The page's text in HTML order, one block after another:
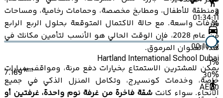
ومنطقة للأطفال، ومطابخ مخصصة، وحمامات رخامية، ومساحات
شرفات واسعة. مع حالة الاكتمال المتوقعة بحلول الربع الرابع
من عام 2028، فإن الوقت الحالي هو الأنسب لتأمين مكانك في
هذا العنوان المرموق.
يمكن للمشترين الاستمتاع بخيارات دفع مرنة، ومواقف سيارات
خاصة، وخدمات كونسيرج، وتكامل المنزل الذكي في جميع
الأنحاء. سواء كانتشقة فاخرة من غرفة نوم واحدة، غرفتين أو
01:34:11
00:10:19
Hartland International School Dubai
7.189km
2
%
1%
30%
AED0